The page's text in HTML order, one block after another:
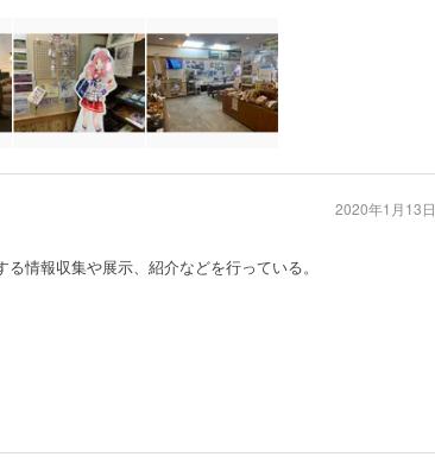
情報収集や展示、紹介などを行っている。
2020年1月13日